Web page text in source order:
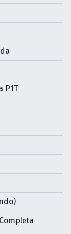
P1T